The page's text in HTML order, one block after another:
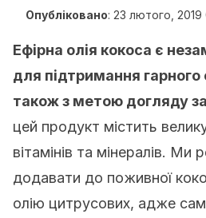
Опубліковано: 23 лютого, 2019
Ефірна олія кокоса є
для підтримання
також з метою догляду
цей продукт містить
вітамінів та мінералів. Ми
додавати до поживної
олію цитрусових, адже